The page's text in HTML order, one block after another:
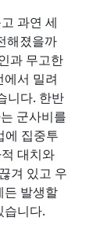
과연 세
해졌을까
과 무고한
서 밀려
니다. 한반
군사비를
에 집중투
대치와
겨 있고 우
든 발생할
습니다.